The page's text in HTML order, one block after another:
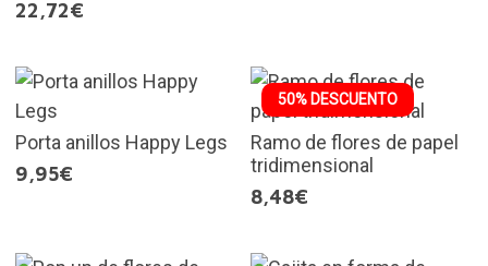
22,72€
Porta anillos Happy Legs
9,95€
50% DESCUENTO
Ramo de flores de papel
tridimensional
8,48€